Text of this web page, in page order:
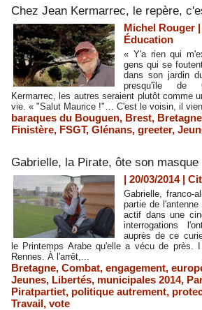
Chez Jean Kermarrec, le repère,
Michel Rouger |
Éducation
« Y'a rien qui
gens qui se
dans son jardin
presqu'île de
Kermarrec, les autres seraient plutôt comme
vie. « "Salut Maurice !"… C'est le voisin, il
baraques du Bouguen, Brest, Bretagne
Finistère, FSGT, Glénans, greeter,
Gabrielle, la Pirate, ôte son masque
| 20/03/2014|
Gabrielle, franco-
partie de
actif dans une
interrogations
auprès de ce
le Printemps Arabe qu'elle a vécu de près.
Rennes. À l'arrêt,...
Bretagne, Combat, engagement,
Jeunes, Libertés, municipales 2014,
Piratpartiet, politique autrement,
Travail, vote